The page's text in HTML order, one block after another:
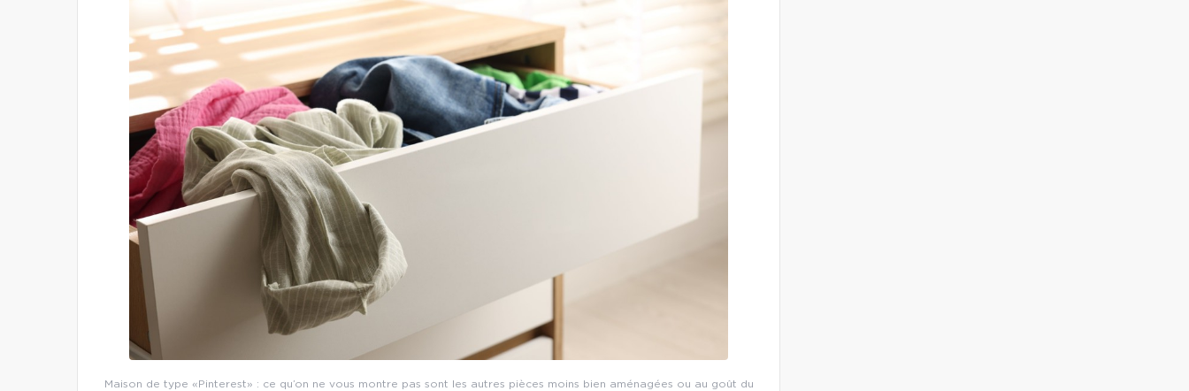
Maison de type «Pinterest» : ce qu’on ne vous montre pas sont les autres pièces moins bien aménagées ou au goût du